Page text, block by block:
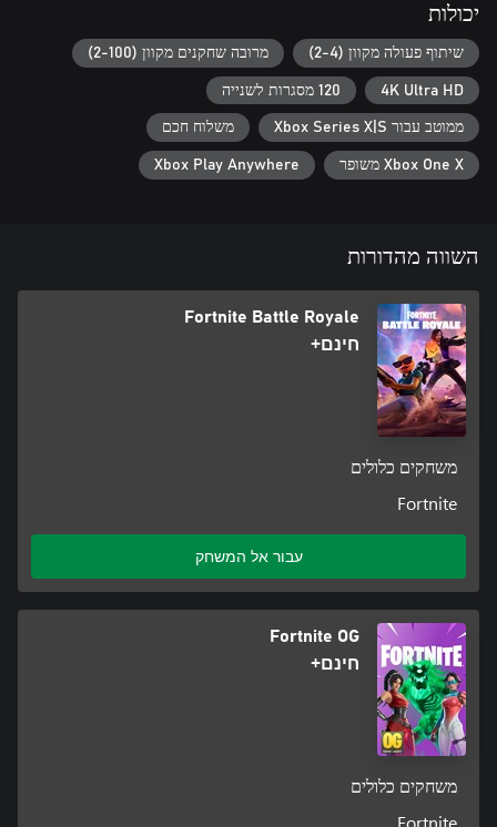
יכולות
שיתוף פעולה מקוון (2-4) מרובה שחקנים מקוון (2-100)
4K Ultra HD 120 מסגרות לשנייה
ממוטב עבור Xbox Series X|S משלוח חכם
Xbox One X משופר Xbox Play Anywhere
השווה מהדורות
Fortnite Battle Royale
חינם+
משחקים כלולים
Fortnite
עבור אל המשחק
Fortnite OG
חינם+
משחקים כלולים
Fortnite